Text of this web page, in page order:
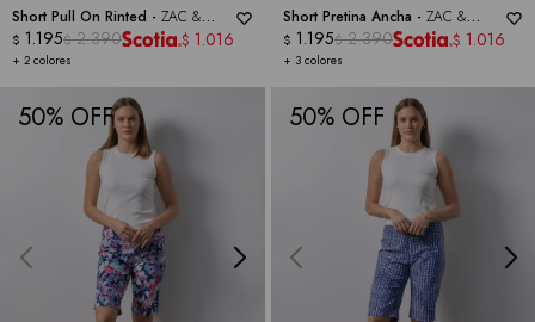
Short Pull On Rinted - ZAC &
RACHEL
+ 2 colores
$ 1.195$ 2.390 $ 1.016
Short Pretina Ancha - ZAC &
RACHEL
+ 3 colores
$ 1.195$ 2.390 $ 1.016
50 50